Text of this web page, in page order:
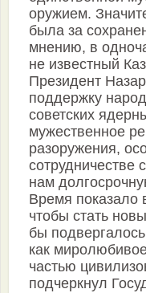
оружием.
была за
мнению, в
не известный
Президент
поддержку
советских
мужественное
разоружения,
сотрудничестве
нам
Время показало
чтобы стать
бы
как миролюбивое
частью
подчеркнул